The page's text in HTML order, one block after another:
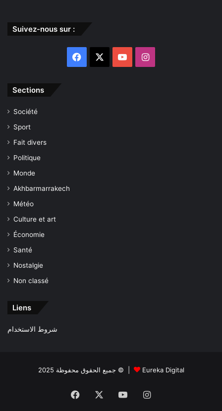
Suivez-nous sur :
Facebook YouTubeInstagram
Sections
Société
Sport
Fait divers
Politique
Monde
Akhbarmarrakech
Météo
Culture et art
Économie
Santé
Nostalgie
Non classé
Liens
شروط الاستخدام
جميع الحقوق محفوظة 2025 © | Eureka Digital
Facebook YouTubeInstagram